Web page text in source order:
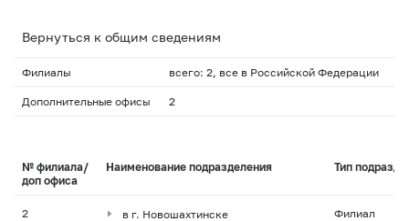
Вернуться к общим сведениям
Филиалы всего: 2, все в Российской Федерации
Дополнительные офисы 2
№ филиала/
доп офиса
Наименование подразделения Тип
2 в г. Новошахтинске Филиал